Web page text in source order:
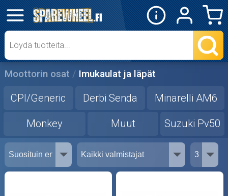
✕
Mopon osat
Skootterin osat
Crossipyörän osat
Moottoripyörän osat
Moottorikelkan osat
Mopoauton osat
Moottorin osat Imukaulat ja läpät
CPI/Generic Derbi Senda Minarelli AM6
Monkey Muut Suzuki Pv50